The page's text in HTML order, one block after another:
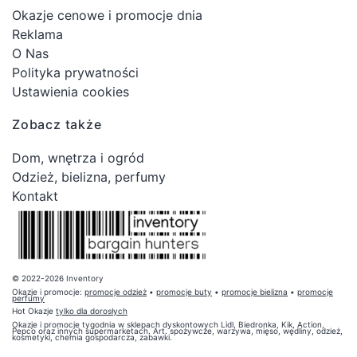
Okazje cenowe i promocje dnia
Reklama
O Nas
Polityka prywatności
Ustawienia cookies
Zobacz także
Dom, wnętrza i ogród
Odzież, bielizna, perfumy
Kontakt
© 2022-2026 Inventory
Okazje i promocje: promocje odzież • promocje buty • promocje bielizna • promocje
perfumy
Hot Okazje tylko dla dorosłych
Okazje i promocje tygodnia w sklepach dyskontowych Lidl, Biedronka, Kik, Action,
Pepco oraz innych supermarketach. Art. spożywcze, warzywa, mięso, wędliny, odzież,
kosmetyki, chemia gospodarcza, zabawki.